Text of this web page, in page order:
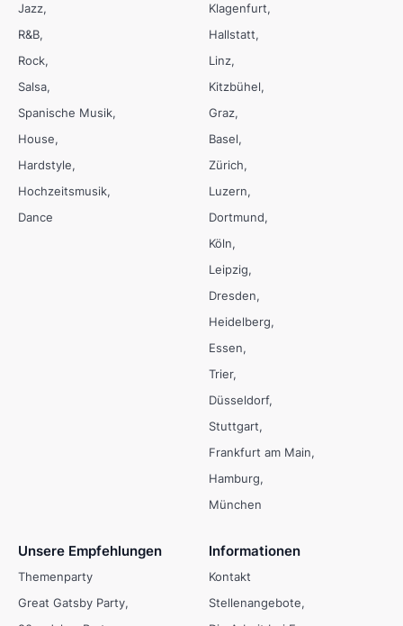
Jazz
R&B
Rock
Salsa
Spanische Musik
House
Hardstyle
Hochzeitsmusik
Dance
Klagenfurt
Hallstatt
Linz
Kitzbühel
Graz
Basel
Zürich
Luzern
Dortmund
Köln
Leipzig
Dresden
Heidelberg
Essen
Trier
Düsseldorf
Stuttgart
Frankfurt am Main
Hamburg
München
Unsere Empfehlungen
Themenparty
Great Gatsby Party
Informationen
Kontakt
Stellenangebote